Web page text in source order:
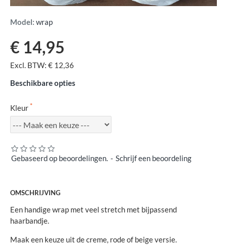
Model: wrap
Gebaseerd op beoordelingen. - Schrijf een beoordeling
€ 14,95
Excl. BTW: € 12,36
Beschikbare opties
Kleur
OMSCHRIJVING
Een handige wrap met veel stretch met bijpassend
haarbandje.
Maak een keuze uit de creme, rode of beige versie.